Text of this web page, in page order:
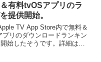
有料tvOSアプリのラ
提供開始。
TV App Store内で無料＆
プリのダウンロードランキン
始したそうです。詳細は以